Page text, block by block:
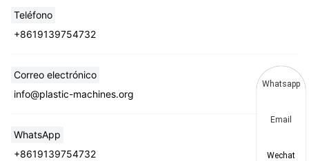
Teléfono
+8619139754732
Correo electrónico
info@plastic-machines.org
WhatsApp
+8619139754732
Whatsapp
Email
Wechat